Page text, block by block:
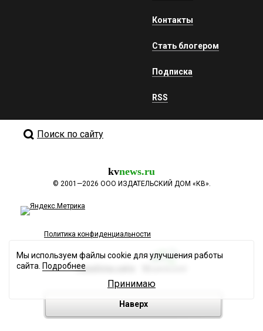
Контакты
Стать блогером
Подписка
RSS
Поиск по сайту
kvnews.ru
© 2001—2026 ООО ИЗДАТЕЛЬСКИЙ ДОМ «КВ».
Политика конфиденциальности
Разработка сайта
Наверх
Мы используем файлы cookie для улучшения работы
сайта. Подробнее
Принимаю